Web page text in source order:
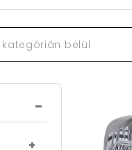
-
+